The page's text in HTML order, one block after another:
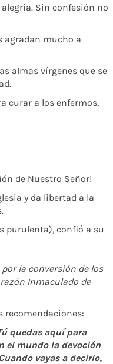
Sin confesión no
agradan mucho a
almas vírgenes que se
curar a los enfermos,
de Nuestro Señor!
y da libertad a la
purulenta), confió a su
la conversión de los
Inmaculado de
recomendaciones:
quedas aquí para
el mundo la devoción
vayas a decirlo,